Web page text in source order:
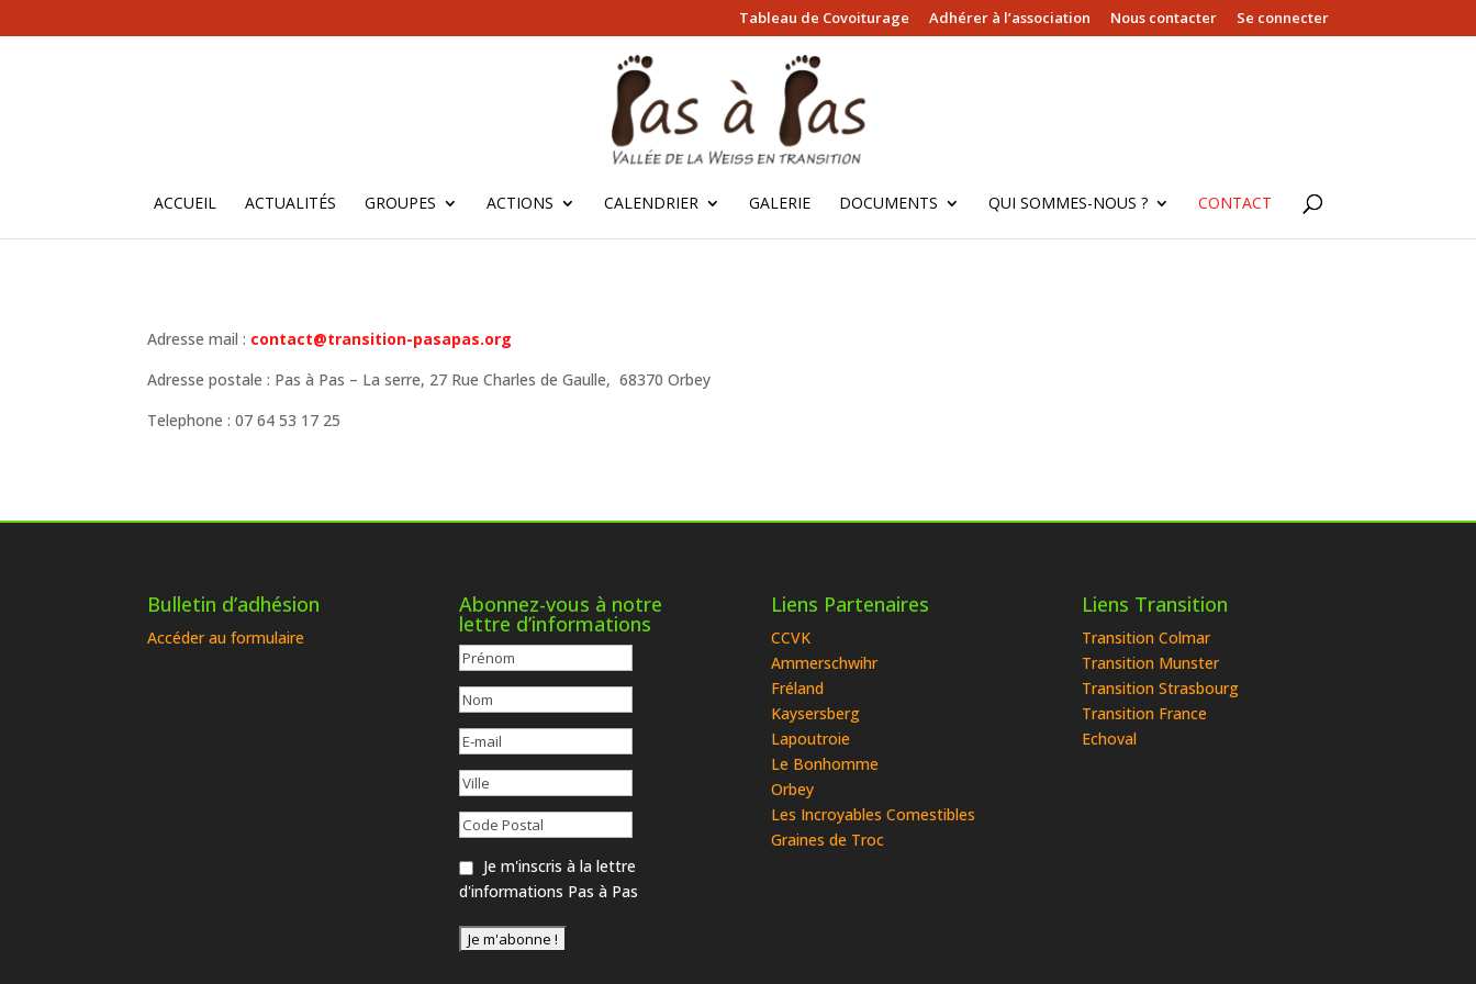
Tableau de Covoiturage Adhérer à l’association Nous contacter Se connecter
ACCUEIL ACTUALITÉS GROUPES ACTIONS CALENDRIER GALERIE DOCUMENTS QUI SOMMES-NOUS ? CONTACT
Adresse mail : contact@transition-pasapas.org
Adresse postale : Pas à Pas – La serre, 27 Rue Charles de Gaulle, 68370 Orbey
Telephone : 07 64 53 17 25
Bulletin d’adhésion
Accéder au formulaire
Abonnez-vous à notre
lettre d’informations
Je m'inscris à la lettre
d'informations Pas à Pas
Liens Partenaires
CCVK
Ammerschwihr
Fréland
Kaysersberg
Lapoutroie
Le Bonhomme
Orbey
Les Incroyables Comestibles
Graines de Troc
Liens Transition
Transition Colmar
Transition Munster
Transition Strasbourg
Transition France
Echoval